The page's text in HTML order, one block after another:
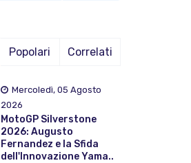
Popolari Correlati
Mercoledì, 05 Agosto
2026
MotoGP Silverstone
2026: Augusto
Fernandez e la Sfida
dell'Innovazione Yama..